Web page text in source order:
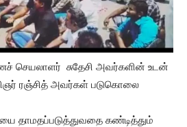
செயலாளர் சுதேசி அவர்களின் உடன்
ரஞ்சித் அவர்கள் படுகொலை
தாமதப்படுத்துவதை கண்டித்தும்